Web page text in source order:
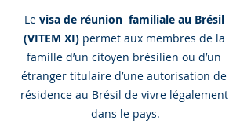
Le visa de réunion  familiale au Brésil
(VITEM XI) permet aux membres de la
famille d’un citoyen brésilien ou d’un
étranger titulaire d’une autorisation de
résidence au Brésil de vivre légalement
dans le pays.